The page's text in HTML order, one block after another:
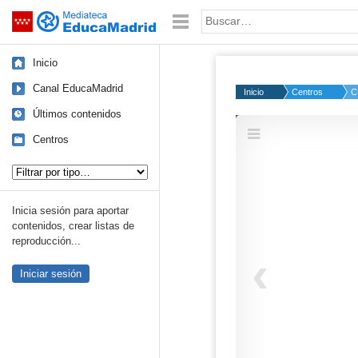
Saltar navegación Palabra o frase:
Inicio
Canal EducaMadrid
Últimos contenidos
Centros
Inicia sesión para aportar
contenidos, crear listas de
reproducción...
Iniciar sesión
Inicio Centros